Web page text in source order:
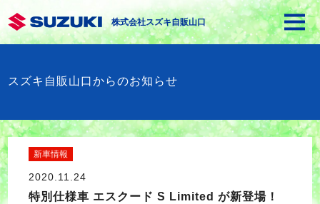
株式会社スズキ自販山口
スズキ自販山口からのお知らせ
新車情報
2020.11.24
特別仕様車 エスクード S Limited が新登場！